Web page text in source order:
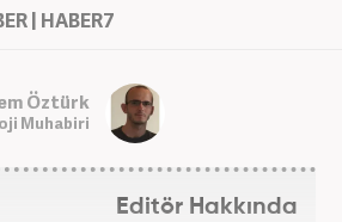
| HABER7
Öztürk
Muhabiri
Editör Hakkında